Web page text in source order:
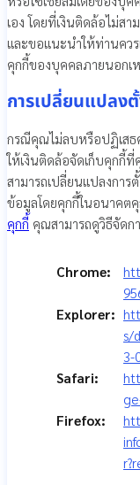
เอง โดยที่เงินติดล้อไม่ส
และขอแนะนำให้ท่านคว
คุกกี้ของบุคคลภายนอกเ
การเปลี่ยนแปลง
กรณีคุณไม่ลบหรือปฏิเสธ
ให้เงินติดล้อจัดเก็บคุกกี้
สามารถเปลี่ยนแปลงการ
ข้อมูลโดยคุกกี้ในอนาคตคุ
คุกกี้ คุณสามารถดูวิธีจัดก
Chrome:
Explorer:
s/
3-
Safari:
Firefox: